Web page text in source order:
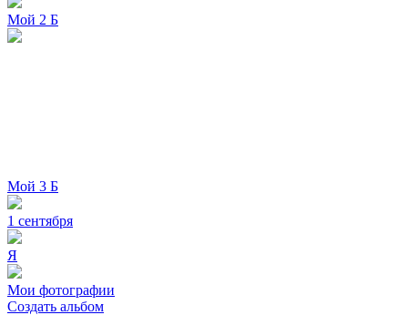
Мой 2 Б
Мой 3 Б
1 сентября
Я
Мои фотографии
Создать альбом